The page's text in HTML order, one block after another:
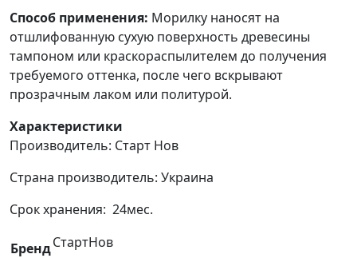
Способ применения: Морилку наносят на
отшлифованную сухую поверхность древесины
тампоном или краскораспылителем до получения
требуемого оттенка, после чего вскрывают
прозрачным лаком или политурой.
Характеристики
Производитель: Старт Нов
Страна производитель: Украина
Срок хранения: 24мес.
БрендСтартНов